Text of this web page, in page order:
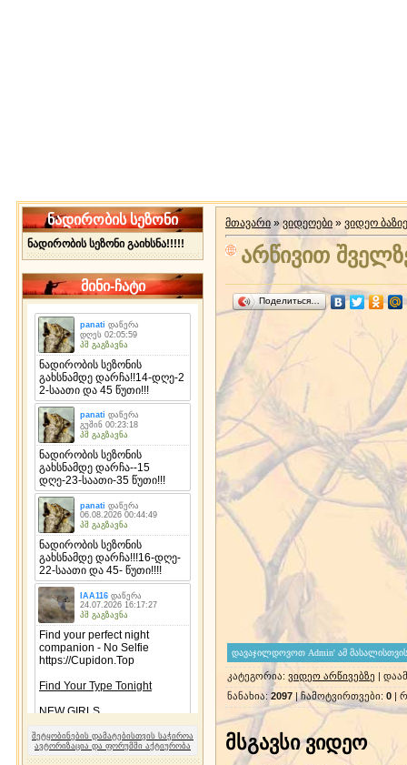
ნადირობის სეზონი
ნადირობის სეზონი გაიხსნა!!!!!
მინი-ჩატი
შეტყობინების დამატებისთვის საჭიროა
ავტორიზაცია და ფორუმში აქტიურობა
მთავარი » ვიდეოები » ვიდეო
არწივით
Поделиться…
კატეგორია: ვიდეო არწივებზე |
ნანახია: 2097 |ჩამოტვირთვები: 0 |
მსგავსი ვიდეო